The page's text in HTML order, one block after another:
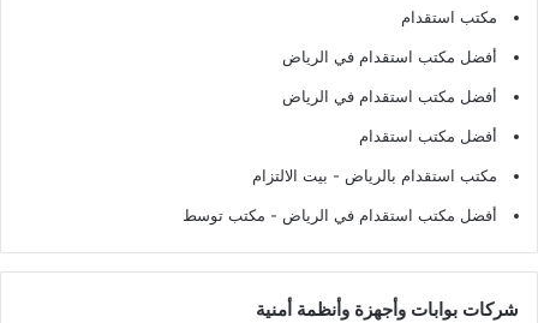
مكتب استقدام
أفضل مكتب استقدام في الرياض
أفضل مكتب استقدام في الرياض
أفضل مكتب استقدام
مكتب استقدام بالرياض - بيت الالتزام
أفضل مكتب استقدام في الرياض - مكتب توسط
شركات بوابات وأجهزة وأنظمة أمنية